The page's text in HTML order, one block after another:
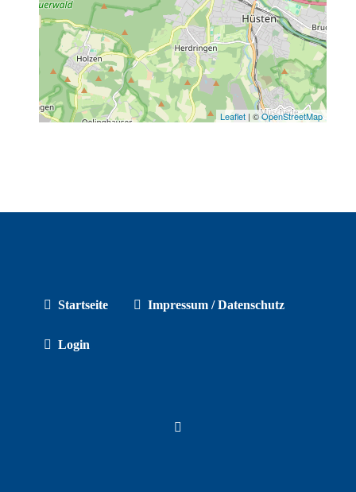
Leaflet | ©OpenStreetMap
Startseite Impressum / Datenschutz
Login